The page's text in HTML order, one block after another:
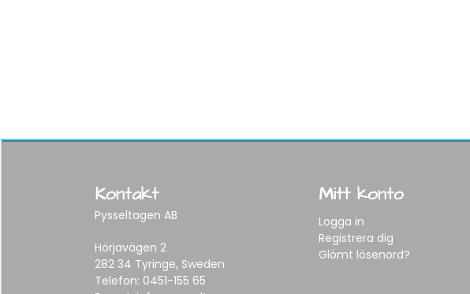
Kontakt
Pysseltagen AB
Hörjavägen 2
282 34 Tyringe, Sweden
Telefon: 0451-155 65
Mitt konto
Logga in
Registrera dig
Glömt lösenord?